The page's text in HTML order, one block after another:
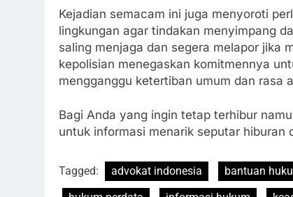
Kejadian semacam ini juga menyoroti
lingkungan agar tindakan menyimpang
saling menjaga dan segera melapor jika
kepolisian menegaskan komitmennya
mengganggu ketertiban umum dan rasa
Bagi Anda yang ingin tetap terhibur
untuk informasi menarik seputar
Tagged: advokat indonesia bantuan